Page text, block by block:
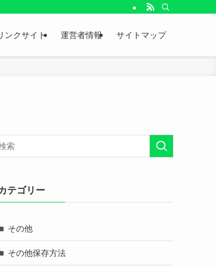
ンクサイト 運営者情報 サイトマップ
テゴリー
その他
その他保存方法